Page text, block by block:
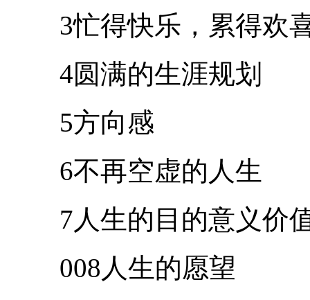
3忙得快乐，累得欢
4圆满的生涯规划
5方向感
6不再空虚的人生
7人生的目的意义价
008人生的愿望